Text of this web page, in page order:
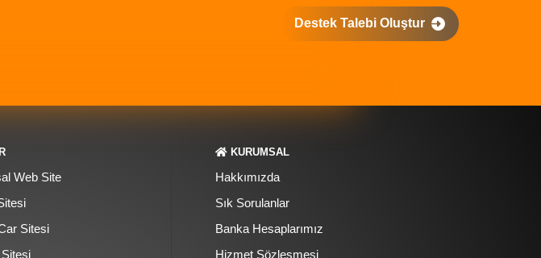
Destek Talebi Oluştur
Web Site
Sitesi
KURUMSAL
Hakkımızda
Sık Sorulanlar
Banka Hesaplarımız
Hizmet Sözleşmesi